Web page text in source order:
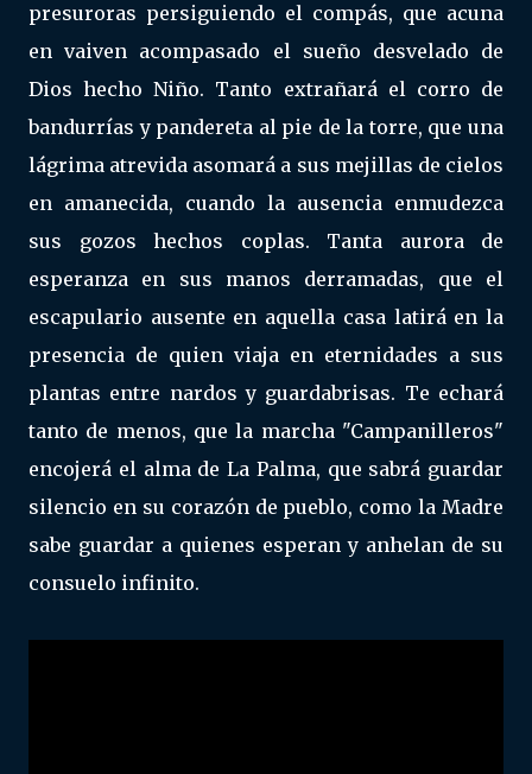
presuroras persiguiendo el compás, que acuna
en vaiven acompasado el sueño desvelado de
Dios hecho Niño. Tanto extrañará el corro de
bandurrías y pandereta al pie de la torre, que una
lágrima atrevida asomará a sus mejillas de cielos
en amanecida, cuando la ausencia enmudezca
sus gozos hechos coplas. Tanta aurora de
esperanza en sus manos derramadas, que el
escapulario ausente en aquella casa latirá en la
presencia de quien viaja en eternidades a sus
plantas entre nardos y guardabrisas. Te echará
tanto de menos, que la marcha "Campanilleros"
encojerá el alma de La Palma, que sabrá guardar
silencio en su corazón de pueblo, como la Madre
sabe guardar a quienes esperan y anhelan de su
consuelo infinito.